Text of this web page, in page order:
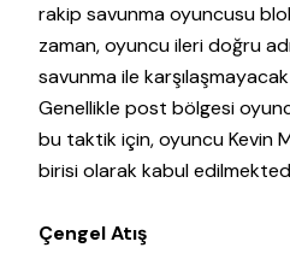
rakip savunma oyuncusu blok
zaman, oyuncu ileri doğru
savunma ile
Genellikle post bölgesi
bu taktik için, oyuncu Kevin
birisi olarak kabul
Çengel Atış